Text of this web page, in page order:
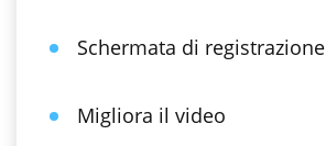
Schermata di registrazione
Migliora il video